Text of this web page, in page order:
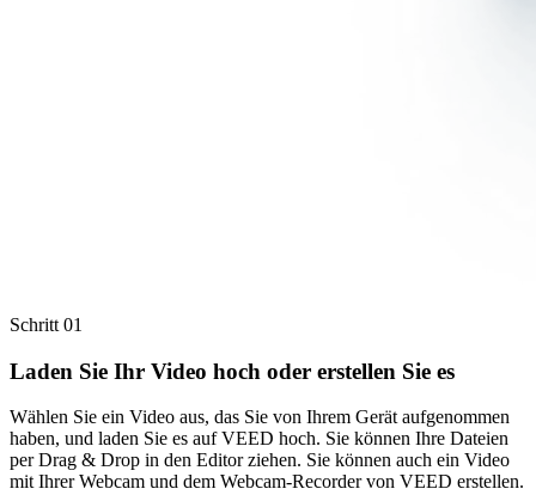
Schritt 01
Laden Sie Ihr Video hoch oder erstellen Sie es
Wählen Sie ein Video aus, das Sie von Ihrem Gerät aufgenommen
haben, und laden Sie es auf VEED hoch. Sie können Ihre Dateien
per Drag & Drop in den Editor ziehen. Sie können auch ein Video
mit Ihrer Webcam und dem Webcam-Recorder von VEED erstellen.